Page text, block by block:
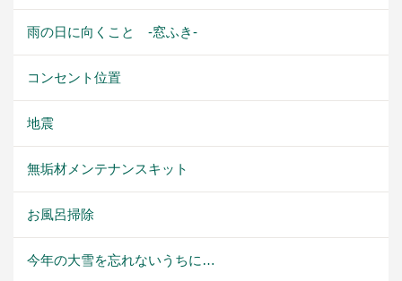
雨の日に向くこと -窓ふき-
コンセント位置
地震
無垢材メンテナンスキット
お風呂掃除
今年の大雪を忘れないうちに…